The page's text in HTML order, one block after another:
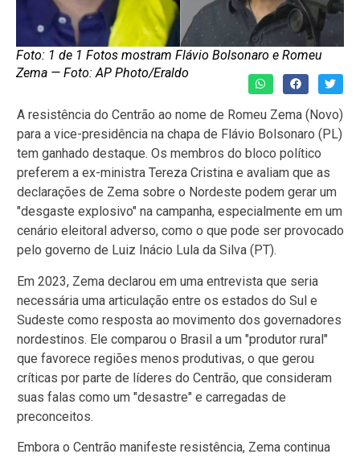
Foto: 1 de 1 Fotos mostram Flávio Bolsonaro e Romeu
Zema — Foto: AP Photo/Eraldo
A resistência do Centrão ao nome de Romeu Zema (Novo)
para a vice-presidência na chapa de Flávio Bolsonaro (PL)
tem ganhado destaque. Os membros do bloco político
preferem a ex-ministra Tereza Cristina e avaliam que as
declarações de Zema sobre o Nordeste podem gerar um
"desgaste explosivo" na campanha, especialmente em um
cenário eleitoral adverso, como o que pode ser provocado
pelo governo de Luiz Inácio Lula da Silva (PT).
Em 2023, Zema declarou em uma entrevista que seria
necessária uma articulação entre os estados do Sul e
Sudeste como resposta ao movimento dos governadores
nordestinos. Ele comparou o Brasil a um "produtor rural"
que favorece regiões menos produtivas, o que gerou
críticas por parte de líderes do Centrão, que consideram
suas falas como um "desastre" e carregadas de
preconceitos.
Embora o Centrão manifeste resistência, Zema continua